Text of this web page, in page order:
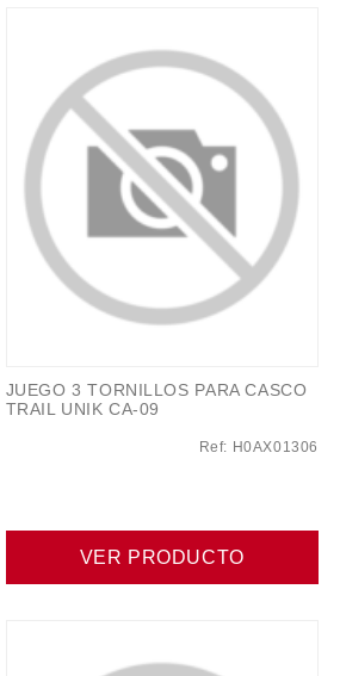
JUEGO 3 TORNILLOS PARA CASCO
TRAIL UNIK CA-09
Ref: H0AX01306
VER PRODUCTO